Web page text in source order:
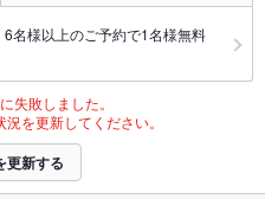
名様以上のご予約で1名様無料
失敗しました。
を更新してください。
更新する